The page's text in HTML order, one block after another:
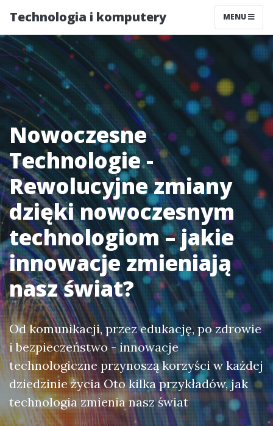
Technologia i komputery MENU
Nowoczesne
Technologie -
Rewolucyjne zmiany
dzięki nowoczesnym
technologiom – jakie
innowacje zmieniają
nasz świat?
Od komunikacji, przez edukację, po zdrowie
i bezpieczeństwo - innowacje
technologiczne przynoszą korzyści w każdej
dziedzinie życia Oto kilka przykładów, jak
technologia zmienia nasz świat